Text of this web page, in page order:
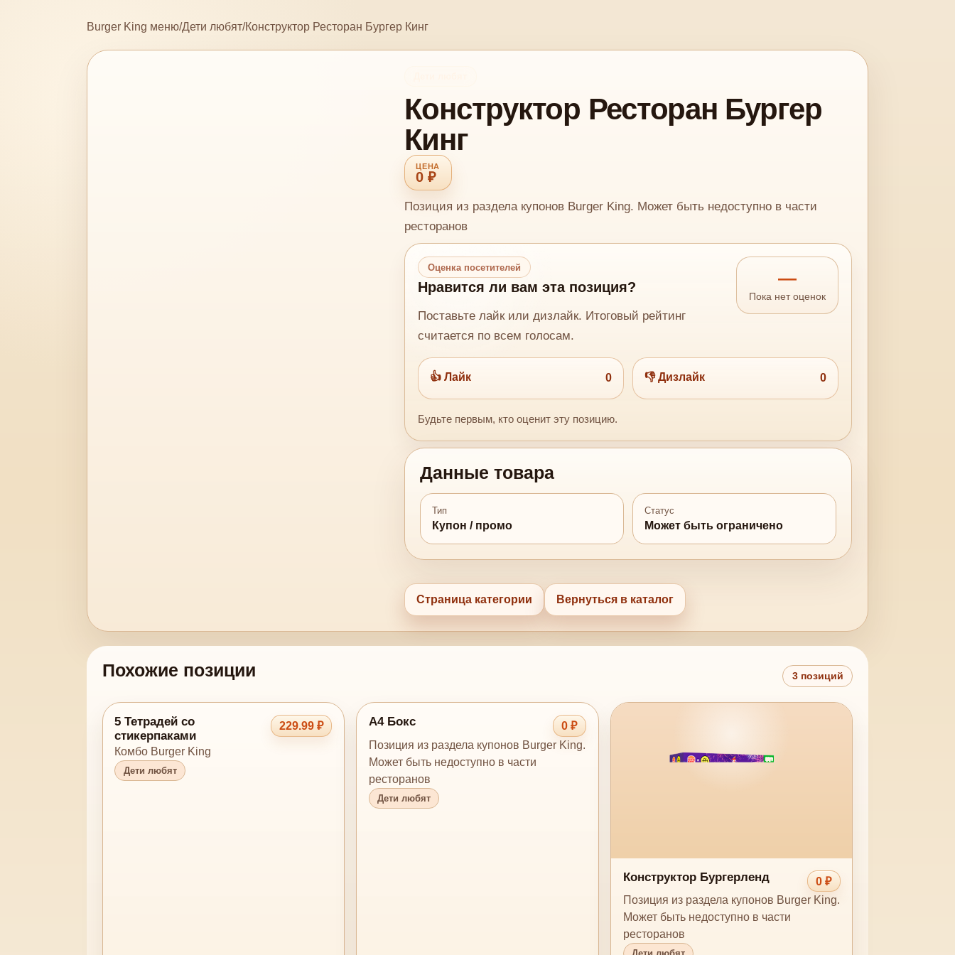
Burger King меню/Дети любят/Конструктор Ресторан Бургер Кинг
Конструктор Ресторан Бургер
Кинг
0 ₽
Позиция из раздела купонов Burger King. Может быть недоступно в части
ресторанов
Оценка посетителей
Нравится ли вам эта позиция?
Поставьте лайк или дизлайк. Итоговый рейтинг
считается по всем голосам.
—
Пока нет оценок
👍 Лайк 0 👎 Дизлайк 0
Будьте первым, кто оценит эту позицию.
Данные товара
Тип
Купон / промо
Статус
Может быть ограничено
Страница категории Вернуться в каталог
Похожие позиции 3 позиций
5 Тетрадей со
стикерпаками
229.99 ₽
Комбо Burger King
Дети любят
А4 Бокс 0 ₽
Позиция из раздела купонов Burger King.
Может быть недоступно в части
ресторанов
Дети любят
Конструктор Бургерленд 0 ₽
Позиция из раздела купонов Burger King.
Может быть недоступно в части
ресторанов